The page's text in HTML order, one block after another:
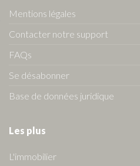
Mentions légales
Contacter notre support
FAQs
Se désabonner
Base de données juridique
Les plus
L'immobilier